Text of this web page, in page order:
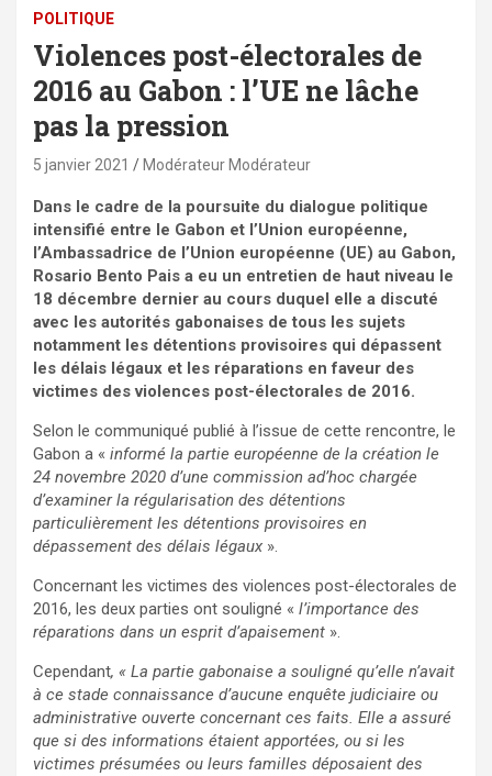
POLITIQUE
Violences post-électorales de
2016 au Gabon : l’UE ne lâche
pas la pression
5 janvier 2021 Modérateur Modérateur
Dans le cadre de la poursuite du dialogue politique
intensifié entre le Gabon et l’Union européenne,
l’Ambassadrice de l’Union européenne (UE) au Gabon,
Rosario Bento Pais a eu un entretien de haut niveau le
18 décembre dernier au cours duquel elle a discuté
avec les autorités gabonaises de tous les sujets
notamment les détentions provisoires qui dépassent
les délais légaux et les réparations en faveur des
victimes des violences post-électorales de 2016.
Selon le communiqué publié à l’issue de cette rencontre, le
Gabon a « informé la partie européenne de la création le
24 novembre 2020 d’une commission ad’hoc chargée
d’examiner la régularisation des détentions
particulièrement les détentions provisoires en
dépassement des délais légaux ».
Concernant les victimes des violences post-électorales de
2016, les deux parties ont souligné « l’importance des
réparations dans un esprit d’apaisement ».
Cependant, « La partie gabonaise a souligné qu’elle n’avait
à ce stade connaissance d’aucune enquête judiciaire ou
administrative ouverte concernant ces faits. Elle a assuré
que si des informations étaient apportées, ou si les
victimes présumées ou leurs familles déposaient des